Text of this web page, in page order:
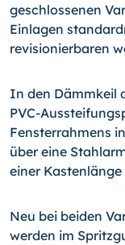
geschlossenen
Einlagen
revisionierbaren
In den Dämmkeil
PVC-
Fensterrahmens
über eine
einer
Neu bei beiden
werden im